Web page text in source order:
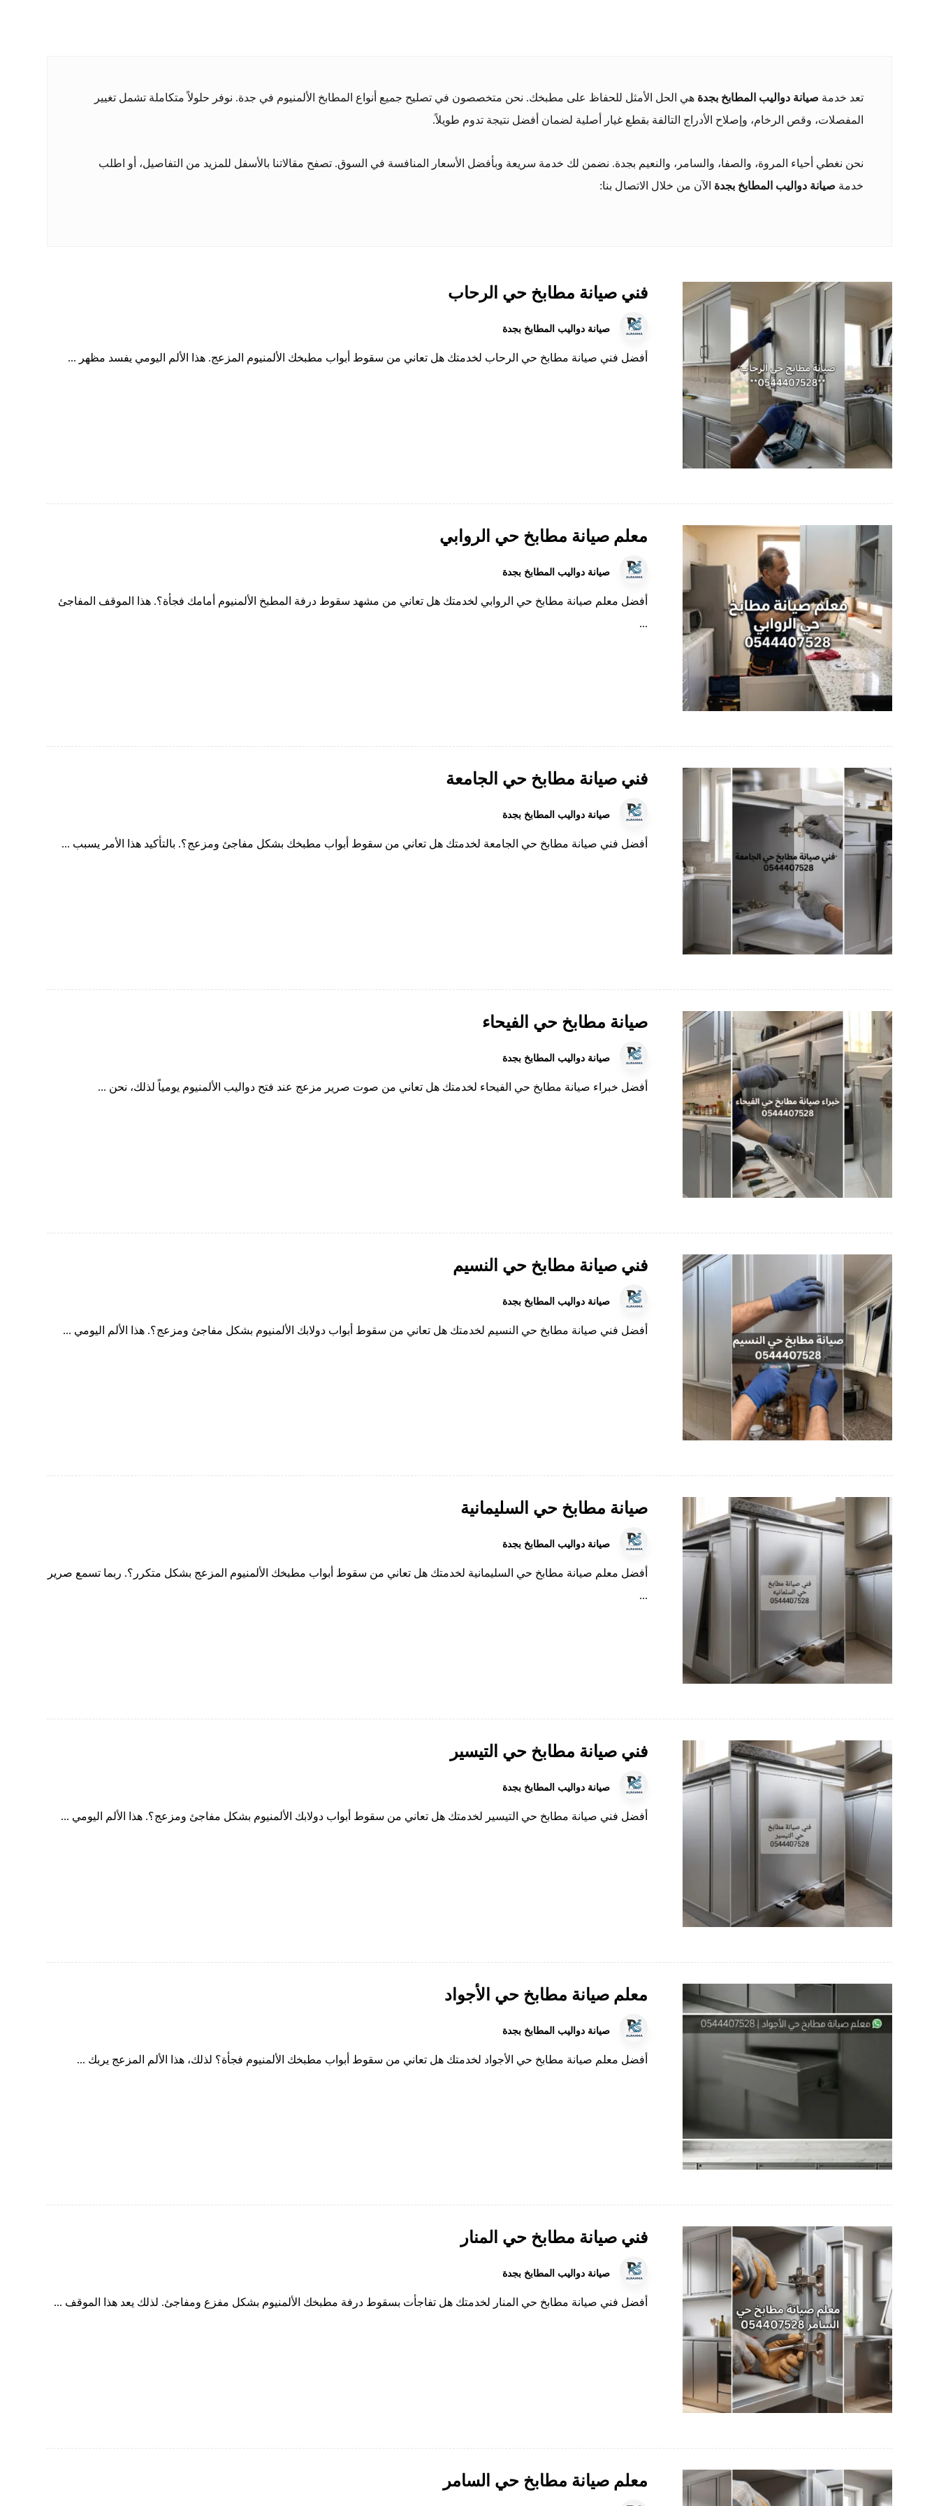
تعد خدمة صيانة دواليب المطابخ بجدة هي الحل الأمثل للحفاظ على مطبخك. نحن متخصصون في تصليح جميع أنواع المطابخ الألمنيوم في جدة. نوفر حلولاً متكاملة تشمل تغيير
المفصلات، وقص الرخام، وإصلاح الأدراج التالفة بقطع غيار أصلية لضمان أفضل نتيجة تدوم طويلاً.
نحن نغطي أحياء المروة، والصفا، والسامر، والنعيم بجدة. نضمن لك خدمة سريعة وبأفضل الأسعار المنافسة في السوق. تصفح مقالاتنا بالأسفل للمزيد من التفاصيل، أو اطلب
خدمة صيانة دواليب المطابخ بجدة الآن من خلال الاتصال بنا:
فني صيانة مطابخ حي الرحاب
صيانة دواليب المطابخ بجدة
أفضل فني صيانة مطابخ حي الرحاب لخدمتك هل تعاني من سقوط أبواب مطبخك الألمنيوم المزعج. هذا الألم اليومي يفسد مظهر ...
معلم صيانة مطابخ حي الروابي
صيانة دواليب المطابخ بجدة
أفضل معلم صيانة مطابخ حي الروابي لخدمتك هل تعاني من مشهد سقوط درفة المطبخ الألمنيوم أمامك فجأة؟. هذا الموقف المفاجئ
...
فني صيانة مطابخ حي الجامعة
صيانة دواليب المطابخ بجدة
أفضل فني صيانة مطابخ حي الجامعة لخدمتك هل تعاني من سقوط أبواب مطبخك بشكل مفاجئ ومزعج؟. بالتأكيد هذا الأمر يسبب ...
صيانة مطابخ حي الفيحاء
صيانة دواليب المطابخ بجدة
أفضل خبراء صيانة مطابخ حي الفيحاء لخدمتك هل تعاني من صوت صرير مزعج عند فتح دواليب الألمنيوم يومياً لذلك، نحن ...
فني صيانة مطابخ حي النسيم
صيانة دواليب المطابخ بجدة
أفضل فني صيانة مطابخ حي النسيم لخدمتك هل تعاني من سقوط أبواب دولابك الألمنيوم بشكل مفاجئ ومزعج؟. هذا الألم اليومي ...
صيانة مطابخ حي السليمانية
صيانة دواليب المطابخ بجدة
أفضل معلم صيانة مطابخ حي السليمانية لخدمتك هل تعاني من سقوط أبواب مطبخك الألمنيوم المزعج بشكل متكرر؟. ربما تسمع صرير
...
فني صيانة مطابخ حي التيسير
صيانة دواليب المطابخ بجدة
أفضل فني صيانة مطابخ حي التيسير لخدمتك هل تعاني من سقوط أبواب دولابك الألمنيوم بشكل مفاجئ ومزعج؟. هذا الألم اليومي ...
معلم صيانة مطابخ حي الأجواد
صيانة دواليب المطابخ بجدة
أفضل معلم صيانة مطابخ حي الأجواد لخدمتك هل تعاني من سقوط أبواب مطبخك الألمنيوم فجأة؟ لذلك، هذا الألم المزعج يربك ...
فني صيانة مطابخ حي المنار
صيانة دواليب المطابخ بجدة
أفضل فني صيانة مطابخ حي المنار لخدمتك هل تفاجأت بسقوط درفة مطبخك الألمنيوم بشكل مفزع ومفاجئ. لذلك يعد هذا الموقف ...
معلم صيانة مطابخ حي السامر